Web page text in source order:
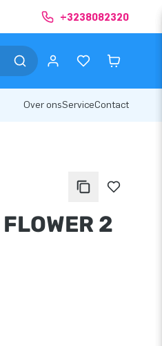
+3238082320
Over onsServiceContact
2